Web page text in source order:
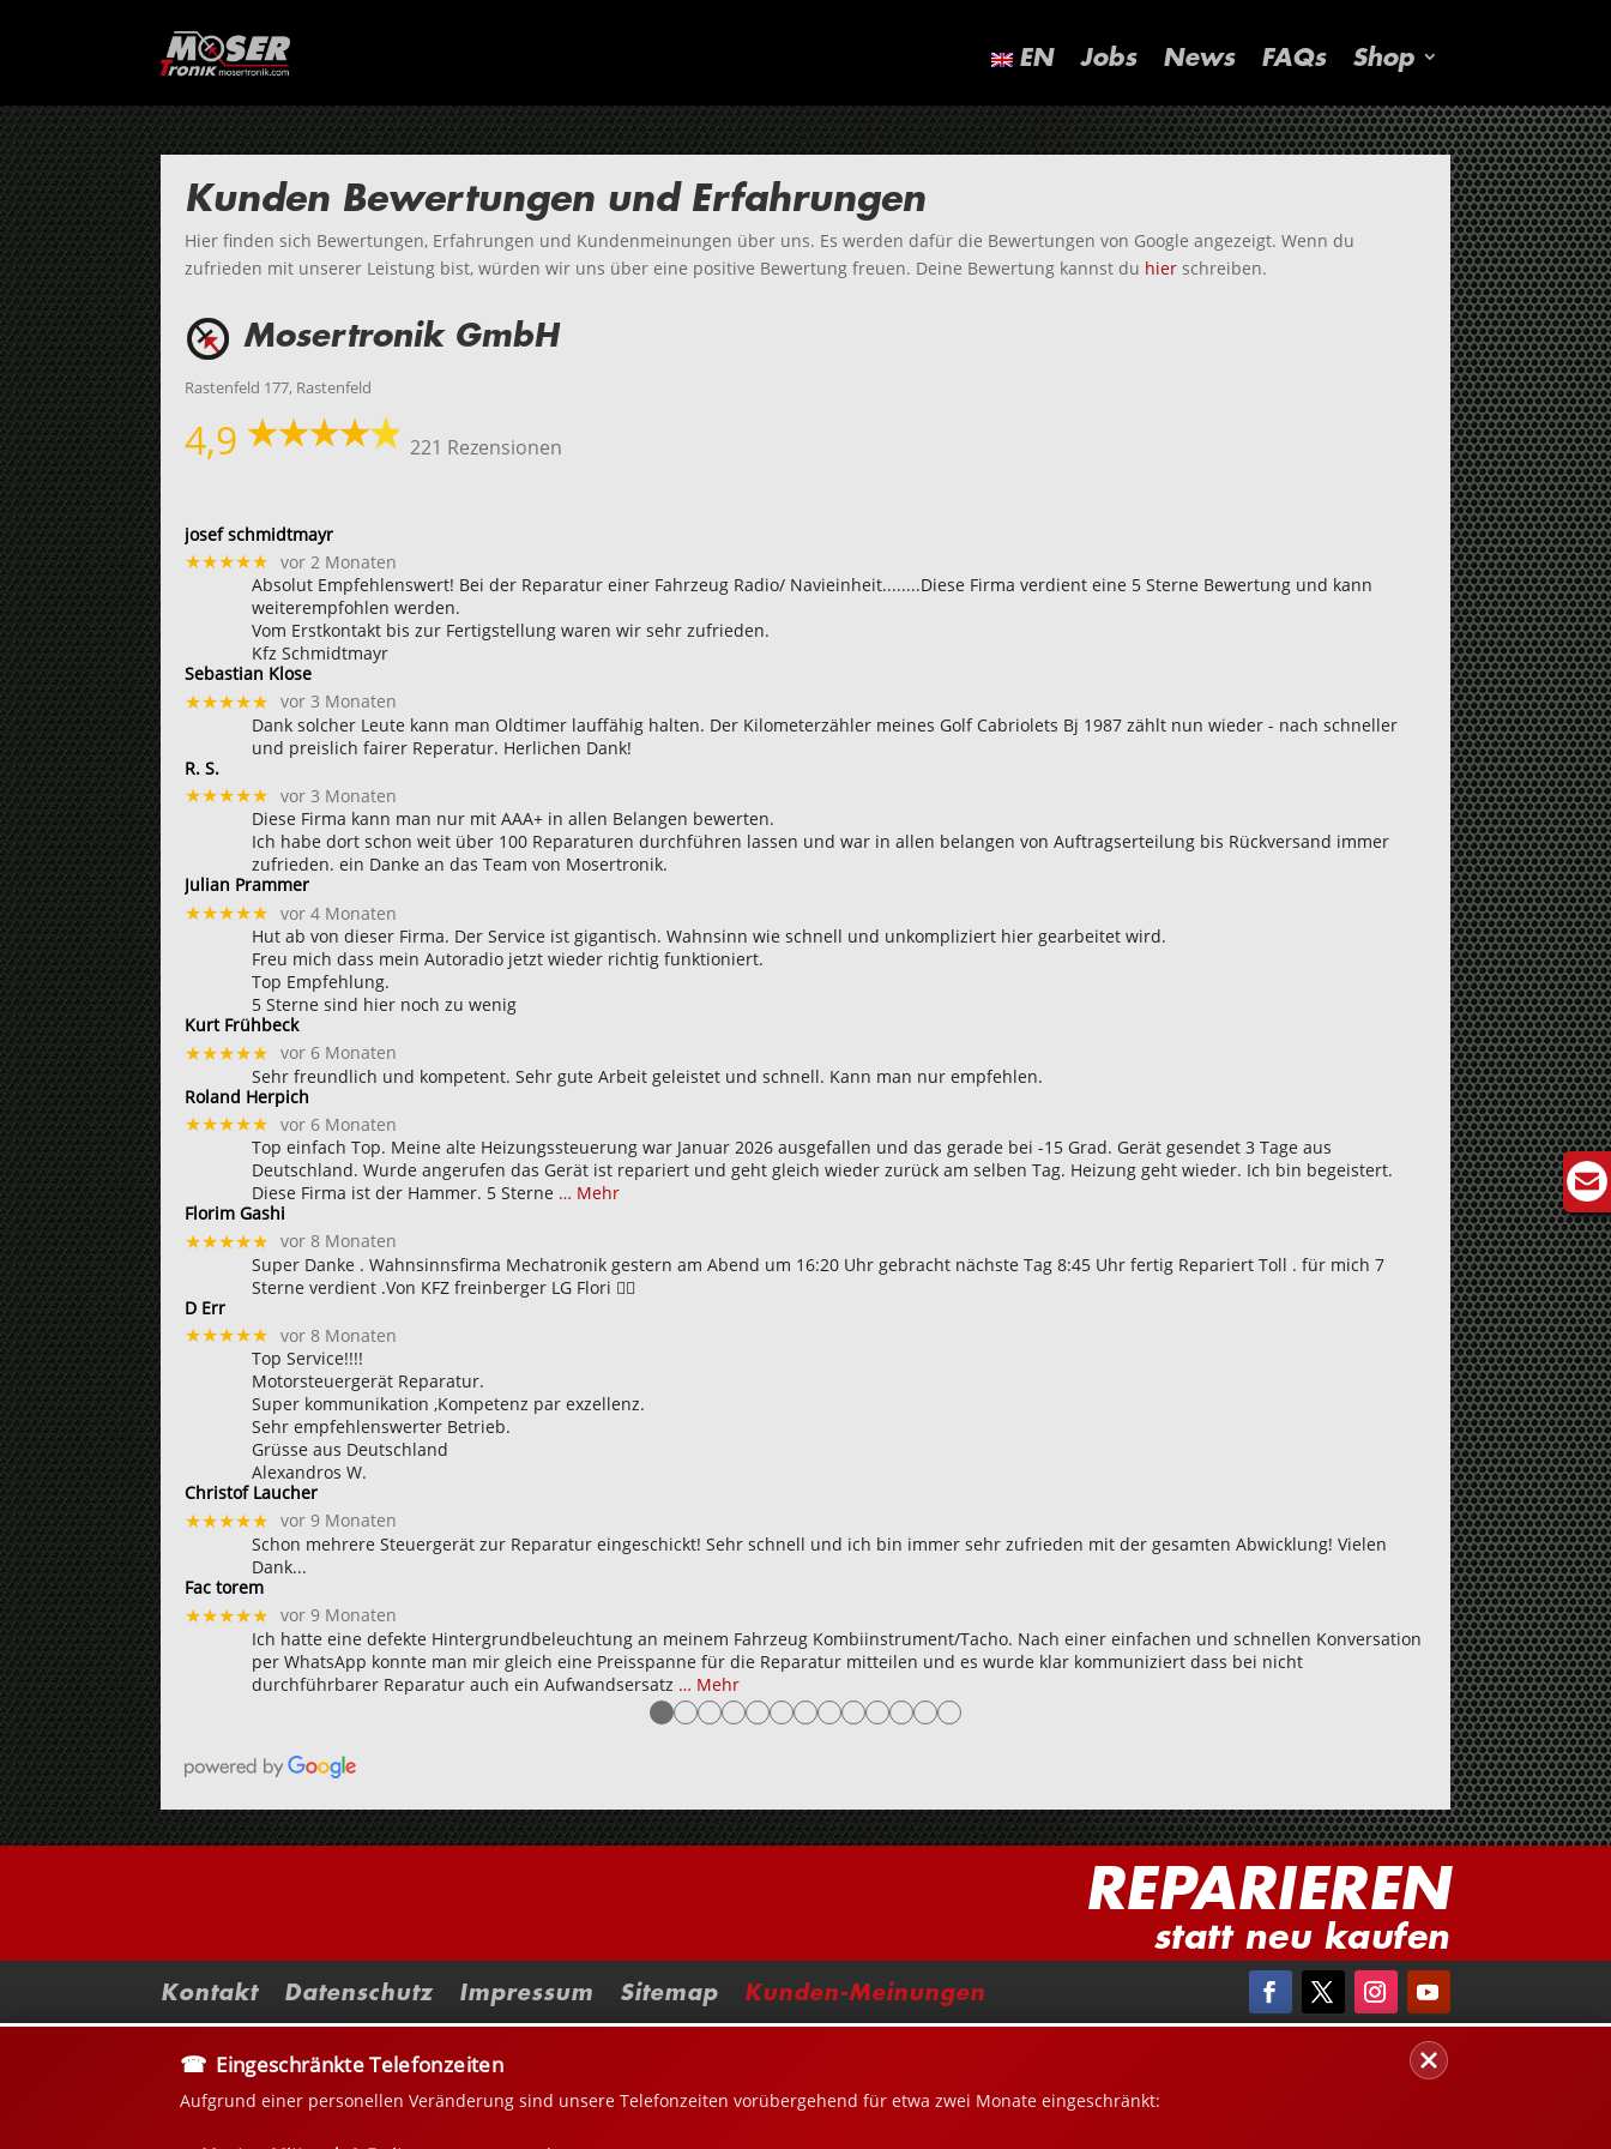
EN Jobs News FAQs Shop
Kunden Bewertungen und Erfahrungen
Hier finden sich Bewertungen, Erfahrungen und Kundenmeinungen über uns. Es werden dafür die Bewertungen von Google angezeigt. Wenn du
zufrieden mit unserer Leistung bist, würden wir uns über eine positive Bewertung freuen. Deine Bewertung kannst du hier schreiben.
Mosertronik GmbH
Rastenfeld 177, Rastenfeld
4,9 221 Rezensionen
josef schmidtmayr
★★★★★
vor 2 Monaten
Absolut Empfehlenswert! Bei der Reparatur einer Fahrzeug Radio/ Navieinheit........Diese Firma verdient eine 5 Sterne Bewertung und kann
weiterempfohlen werden.
Vom Erstkontakt bis zur Fertigstellung waren wir sehr zufrieden.
Kfz Schmidtmayr
Sebastian Klose
★★★★★
vor 3 Monaten
Dank solcher Leute kann man Oldtimer lauffähig halten. Der Kilometerzähler meines Golf Cabriolets Bj 1987 zählt nun wieder - nach schneller
und preislich fairer Reperatur. Herlichen Dank!
R. S.
★★★★★
vor 3 Monaten
Diese Firma kann man nur mit AAA+ in allen Belangen bewerten.
Ich habe dort schon weit über 100 Reparaturen durchführen lassen und war in allen belangen von Auftragserteilung bis Rückversand immer
zufrieden. ein Danke an das Team von Mosertronik.
Julian Prammer
★★★★★
vor 4 Monaten
Hut ab von dieser Firma. Der Service ist gigantisch. Wahnsinn wie schnell und unkompliziert hier gearbeitet wird.
Freu mich dass mein Autoradio jetzt wieder richtig funktioniert.
Top Empfehlung.
5 Sterne sind hier noch zu wenig
Kurt Frühbeck
★★★★★
vor 6 Monaten
Sehr freundlich und kompetent. Sehr gute Arbeit geleistet und schnell. Kann man nur empfehlen.
Roland Herpich
★★★★★
vor 6 Monaten
Top einfach Top. Meine alte Heizungssteuerung war Januar 2026 ausgefallen und das gerade bei -15 Grad. Gerät gesendet 3 Tage aus
Deutschland. Wurde angerufen das Gerät ist repariert und geht gleich wieder zurück am selben Tag. Heizung geht wieder. Ich bin begeistert.
Diese Firma ist der Hammer. 5 Sterne … Mehr
Florim Gashi
★★★★★
vor 8 Monaten
Super Danke . Wahnsinnsfirma Mechatronik gestern am Abend um 16:20 Uhr gebracht nächste Tag 8:45 Uhr fertig Repariert Toll . für mich 7
Sterne verdient .Von KFZ freinberger LG Flori 🙋‍♂️
D Err
★★★★★
vor 8 Monaten
Top Service!!!!
Motorsteuergerät Reparatur.
Super kommunikation ,Kompetenz par exzellenz.
Sehr empfehlenswerter Betrieb.
Grüsse aus Deutschland
Alexandros W.
Christof Laucher
★★★★★
vor 9 Monaten
Schon mehrere Steuergerät zur Reparatur eingeschickt! Sehr schnell und ich bin immer sehr zufrieden mit der gesamten Abwicklung! Vielen
Dank...
Fac torem
★★★★★
vor 9 Monaten
Ich hatte eine defekte Hintergrundbeleuchtung an meinem Fahrzeug Kombiinstrument/Tacho. Nach einer einfachen und schnellen Konversation
per WhatsApp konnte man mir gleich eine Preisspanne für die Reparatur mitteilen und es wurde klar kommuniziert dass bei nicht
durchführbarer Reparatur auch ein Aufwandsersatz … Mehr
●●●●●●●●●●●●●
REPARIEREN
statt neu kaufen
Kontakt Datenschutz Impressum Sitemap Kunden-Meinungen
Eingeschränkte Telefonzeiten
Aufgrund einer personellen Veränderung sind unsere Telefonzeiten vorübergehend für etwa zwei Monate eingeschränkt: